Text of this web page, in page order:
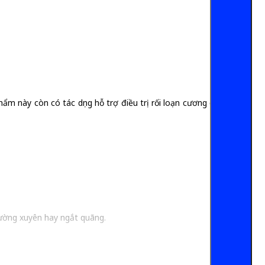
này còn có tác dụng hỗ trợ điều trị rối loạn cương dương,
xuyên hay ngắt quãng.